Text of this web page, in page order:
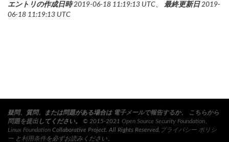
エントリの作成日時2019-06-18 11:19:13 UTC、 最終更新日2019-
06-18 11:19:13 UTC
疑問、質問、または問題がある場合は 電子メールで報告するか、
こちらから
問題を提出 してください。 © 2015-2021 Open Source Security Foundation
Linux Foundation Collaborative Project. All Rights Reserved. プライバシー ポリシ
ー と利用条件を必ずお読みください。